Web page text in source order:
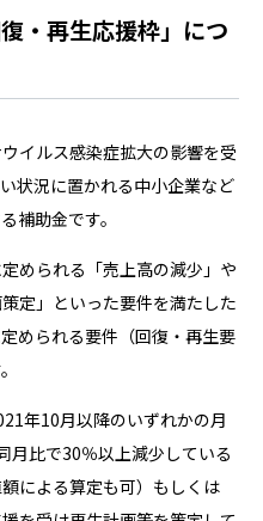
・再生応援枠」につ
イルス感染症拡大の影響を受
状況に置かれる中小企業など
補助金です。
められる「売上高の減少」や
定」といった要件を満たした
められる要件（回復・再生要
年10月以降のいずれかの月
月比で30％以上減少している
による算定も可）もしくは